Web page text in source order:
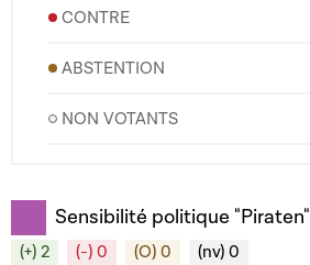
CONTRE
ABSTENTION
NON VOTANTS
Sensibilité politique "Piraten"
(+) 2 (-) 0 (O) 0 (nv) 0